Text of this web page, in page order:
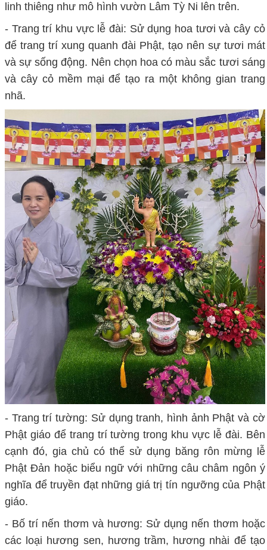
linh thiêng như mô hình vườn Lâm Tỳ Ni lên trên.
- Trang trí khu vực lễ đài: Sử dụng hoa tươi và cây cỏ
để trang trí xung quanh đài Phật, tạo nên sự tươi mát
và sự sống động. Nên chọn hoa có màu sắc tươi sáng
và cây cỏ mềm mại để tạo ra một không gian trang
nhã.
- Trang trí tường: Sử dụng tranh, hình ảnh Phật và cờ
Phật giáo để trang trí tường trong khu vực lễ đài. Bên
cạnh đó, gia chủ có thể sử dụng băng rôn mừng lễ
Phật Đản hoặc biểu ngữ với những câu châm ngôn ý
nghĩa để truyền đạt những giá trị tín ngưỡng của Phật
giáo.
- Bố trí nến thơm và hương: Sử dụng nến thơm hoặc
các loại hương sen, hương trầm, hương nhài để tạo